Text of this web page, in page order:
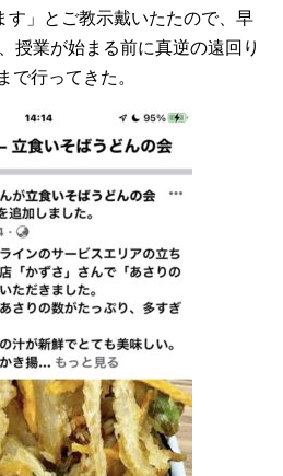
す」とご教示戴いたたので、早
授業が始まる前に真逆の遠回り
で行ってきた。